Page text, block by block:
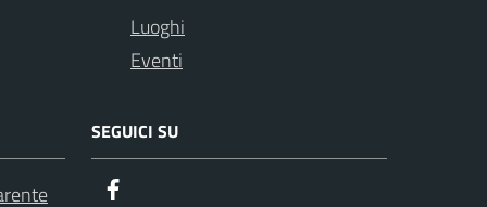
Luoghi
Eventi
SEGUICI SU